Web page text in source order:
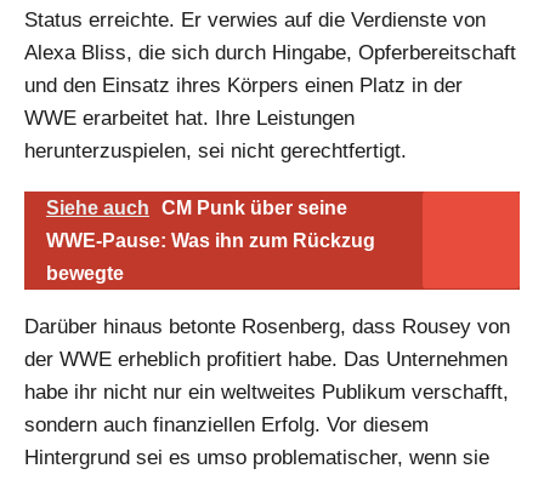
Status erreichte. Er verwies auf die Verdienste von
Alexa Bliss, die sich durch Hingabe, Opferbereitschaft
und den Einsatz ihres Körpers einen Platz in der
WWE erarbeitet hat. Ihre Leistungen
herunterzuspielen, sei nicht gerechtfertigt.
Siehe auch
CM Punk über seine
WWE-Pause: Was ihn zum Rückzug
bewegte
Darüber hinaus betonte Rosenberg, dass Rousey von
der WWE erheblich profitiert habe. Das Unternehmen
habe ihr nicht nur ein weltweites Publikum verschafft,
sondern auch finanziellen Erfolg. Vor diesem
Hintergrund sei es umso problematischer, wenn sie